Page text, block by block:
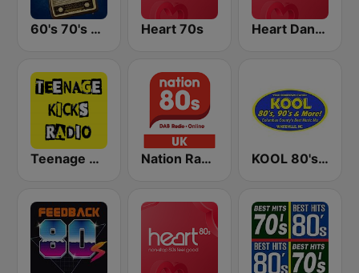
60's 70's Oldies Heart 70s Heart Dance
Teenage Kicks Radio Nation Radio 80s KOOL 80's, 90's & More!